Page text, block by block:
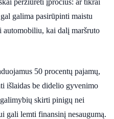
galima pasirūpinti maistu
automobiliu, kai dalį maršruto
50 procentų pajamų,
išlaidas be didelio gyvenimo
skirti pinigų nei
gali lemti finansinį nesaugumą.